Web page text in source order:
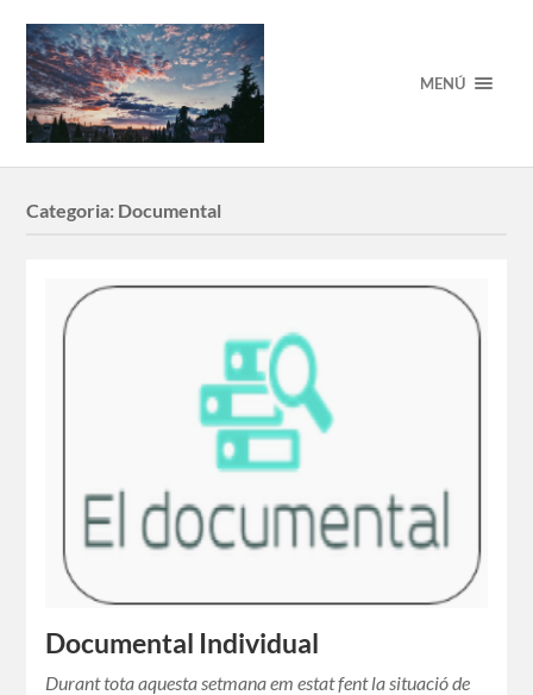
MENÚ
Categoria: Documental
Documental Individual
Durant tota aquesta setmana em estat fent la situació de